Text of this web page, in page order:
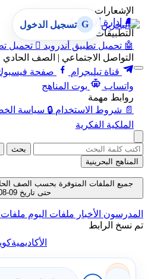
الإشعارات
🔔 إدارة الإشعارات
التطبيقات
🤖 تحميل تطبيق أندرويد  تحميل
التواصل الاجتماعي | الصف
قناة تيليجرام
صفحة
واتساب
بوت المناهج
روابط مهمة
📄 شروط الاستخدام 🔒 سياسة
الملكية الفكرية
G تسجيل الدخول
بحث
المناهج البحرينية
جميع الملفات المتوفرة بحسب الصف
حتى تاريخ 09-08-2026
المدرسون الأخبار ملفات اليوم
تم نسخ الرابط
الأكاديمية